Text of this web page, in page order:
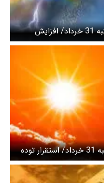
پیش بینی هوای فارس فردا یکشنبه 31 خرداد/ افزایش
پیش بینی هوای گیلان فردا یکشنبه 31 خرداد/ استقرار توده